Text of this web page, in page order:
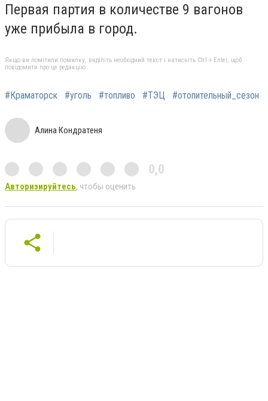
Первая партия в количестве 9 вагонов
уже прибыла в город.
Якщо ви помітили помилку, виділіть необхідний текст і натисніть Ctrl + Enter, щоб
повідомити про це редакцію
#Краматорск #уголь #топливо #ТЭЦ #отопительный_сезон
Алина Кондратеня
0,0
Авторизируйтесь, чтобы оценить